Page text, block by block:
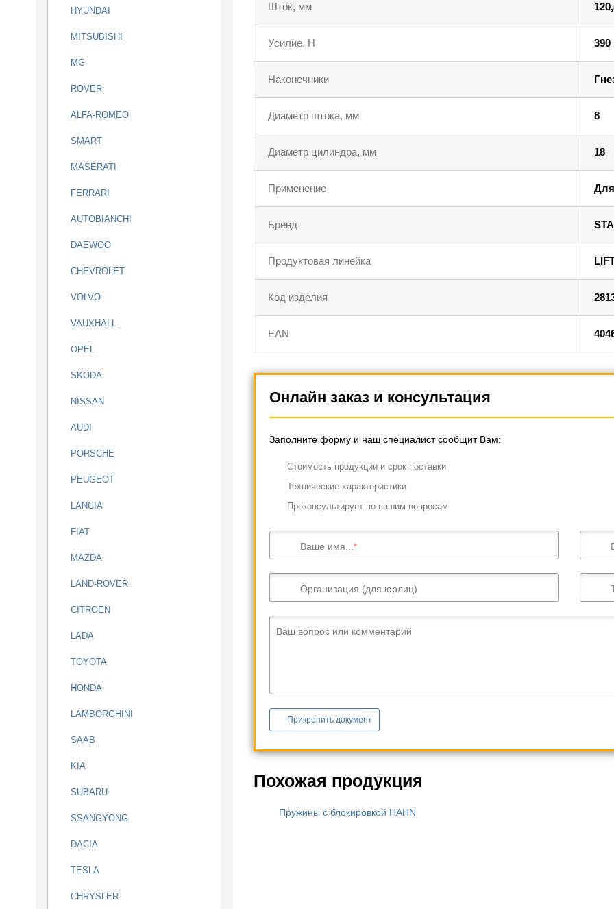
HYUNDAI
MITSUBISHI
MG
ROVER
ALFA-ROMEO
SMART
MASERATI
FERRARI
AUTOBIANCHI
DAEWOO
CHEVROLET
VOLVO
VAUXHALL
OPEL
SKODA
NISSAN
AUDI
PORSCHE
PEUGEOT
LANCIA
FIAT
MAZDA
LAND-ROVER
CITROEN
LADA
TOYOTA
HONDA
LAMBORGHINI
SAAB
KIA
SUBARU
SSANGYONG
DACIA
TESLA
CHRYSLER
Шток, мм
Усилие, Н 390
Наконечники
Диаметр штока, мм 8
Диаметр цилиндра, мм 18
Применение
Бренд
Продуктовая линейка
Код изделия
EAN
Онлайн заказ и консультация
Заполните форму и наш специалист сообщит Вам:
Cтоимость продукции и срок поставки
Технические характеристики
Проконсультирует по вашим вопросам
Ваше имя...
Организация (для юрлиц)
Ваш вопрос или комментарий
Прикрепить документ
Похожая продукция
Пружины с блокировкой HAHN